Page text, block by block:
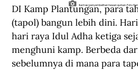
Ilustrasi penyembelihan hewan qurban. Foto:
DI Kamp Plantungan, para
(tapol) bangun lebih dini.
hari raya Idul Adha ketiga
menghuni kamp. Berbeda
sebelumnya di mana para